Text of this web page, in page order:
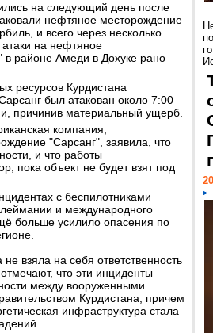
на следующий день после
нефтяное месторождение
и всего через несколько
на нефтяное
в районе Амеди в Дохуке рано
ресурсов Курдистана
был атакован около 7:00
причинив материальный ущерб.
компания,
"Сарсанг", заявила, что
и что работы
пока объект не будет взят под
с беспилотниками
и международного
больше усилило опасения по
взяла на себя ответственность
что эти инциденты
между вооруженными
Курдистана, причем
инфраструктура стала